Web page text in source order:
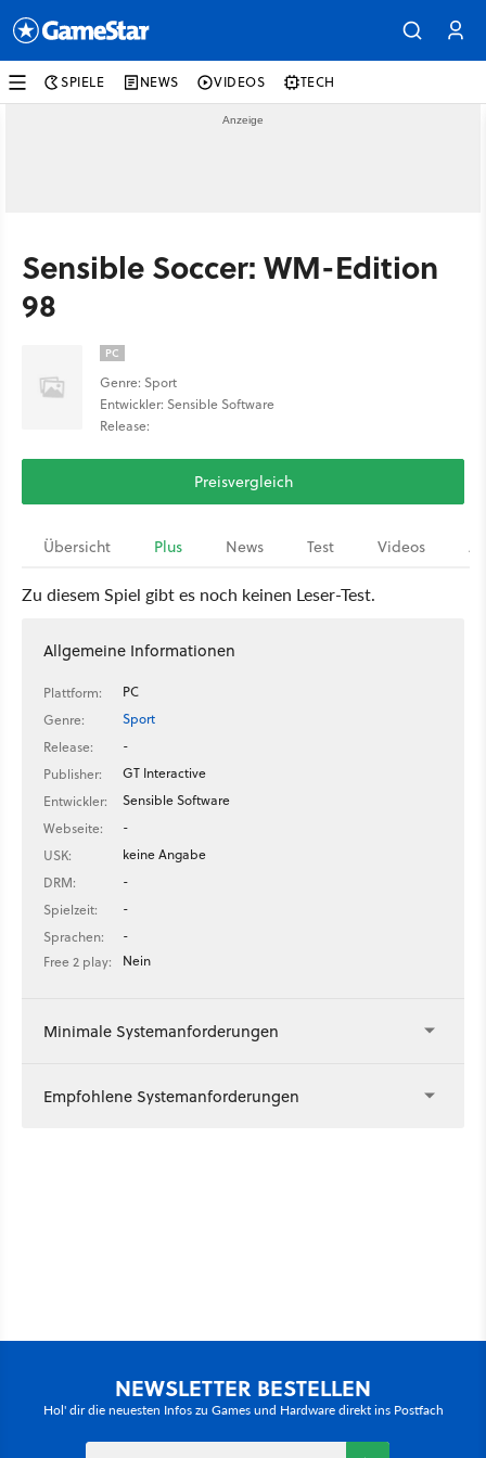
SPIELE NEWS VIDEOS TECH
Sensible Soccer: WM-Edition
98
PC
Genre: Sport
Entwickler: Sensible Software
Release:
Preisvergleich
Übersicht Plus News Test Videos
Zu diesem Spiel gibt es noch keinen Leser-Test.
Allgemeine Informationen
Plattform:
PC
Genre:
Sport
Release:
-
Publisher:
GT Interactive
Entwickler:
Sensible Software
Webseite:
-
USK:
keine Angabe
DRM:
-
Spielzeit:
-
Sprachen:
-
Free 2 play:
Nein
Minimale Systemanforderungen
Empfohlene Systemanforderungen
NEWSLETTER BESTELLEN
Hol' dir die neuesten Infos zu Games und Hardware direkt ins Postfach